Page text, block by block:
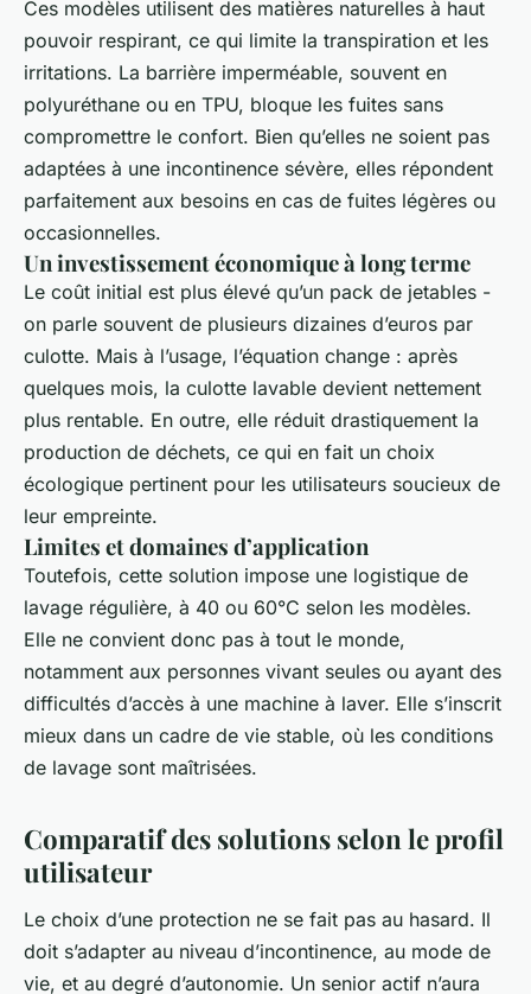
Ces modèles utilisent des matières naturelles à haut
pouvoir respirant, ce qui limite la transpiration et les
irritations. La barrière imperméable, souvent en
polyuréthane ou en TPU, bloque les fuites sans
compromettre le confort. Bien qu’elles ne soient pas
adaptées à une incontinence sévère, elles répondent
parfaitement aux besoins en cas de fuites légères ou
occasionnelles.
Un investissement économique à long terme
Le coût initial est plus élevé qu’un pack de jetables -
on parle souvent de plusieurs dizaines d’euros par
culotte. Mais à l’usage, l’équation change : après
quelques mois, la culotte lavable devient nettement
plus rentable. En outre, elle réduit drastiquement la
production de déchets, ce qui en fait un choix
écologique pertinent pour les utilisateurs soucieux de
leur empreinte.
Limites et domaines d’application
Toutefois, cette solution impose une logistique de
lavage régulière, à 40 ou 60°C selon les modèles.
Elle ne convient donc pas à tout le monde,
notamment aux personnes vivant seules ou ayant des
difficultés d’accès à une machine à laver. Elle s’inscrit
mieux dans un cadre de vie stable, où les conditions
de lavage sont maîtrisées.
Comparatif des solutions selon le profil
utilisateur
Le choix d’une protection ne se fait pas au hasard. Il
doit s’adapter au niveau d’incontinence, au mode de
vie, et au degré d’autonomie. Un senior actif n’aura